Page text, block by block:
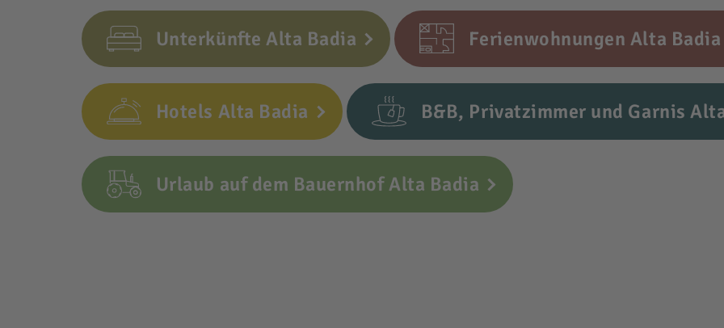
Unterkünfte Alta Badia Ferienwohnungen Alta Badia
Hotels Alta Badia B&B, Privatzimmer und Garnis
Urlaub auf dem Bauernhof Alta Badia